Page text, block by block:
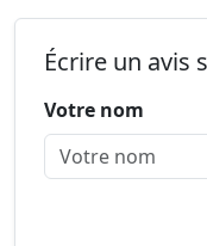
Écrire un avis
Votre nom